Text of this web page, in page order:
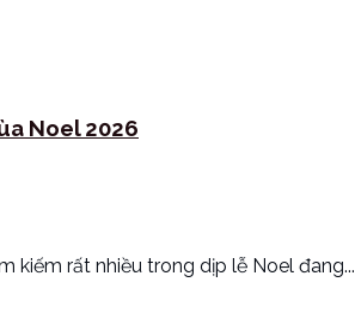
Noel 2026
kiếm rất nhiều trong dịp lễ Noel đang...